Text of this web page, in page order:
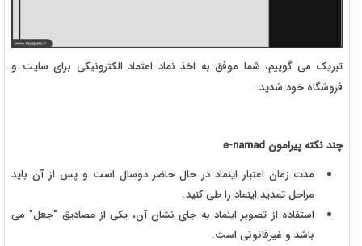
تبریک می گوییم، شما موفق به اخذ نماد اعتماد الکترونیکی برای سایت و
فروشگاه خود شدید.
چند نکته پیرامون e-namad
مدت زمان اعتبار اینماد در حال حاضر دوسال است و پس از آن باید
مراحل تمدید اینماد را طی کنید.
استفاده از تصویر اینماد به جای نشان آن، یکی از مصادیق "جعل" می
باشد و غیرقانونی است.